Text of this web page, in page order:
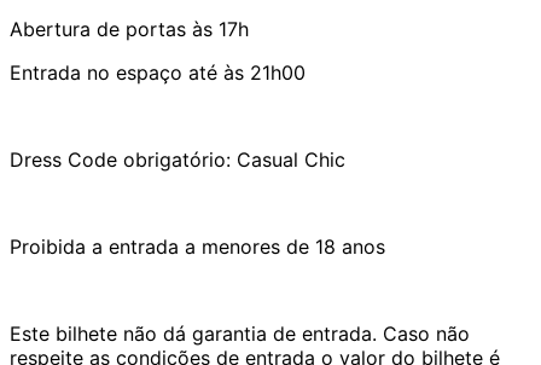
Abertura de portas às 17h
Entrada no espaço até às 21h00
Dress Code obrigatório: Casual Chic
Proibida a entrada a menores de 18 anos
Este bilhete não dá garantia de entrada. Caso não
respeite as condições de entrada o valor do bilhete é